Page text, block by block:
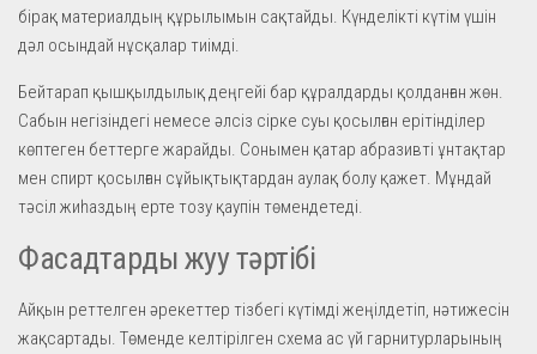
бірақ материалдың құрылымын сақтайды. Күнделікті күтім үшін
дәл осындай нұсқалар тиімді.
Бейтарап қышқылдылық деңгейі бар құралдарды қолданған жөн.
Сабын негізіндегі немесе әлсіз сірке суы қосылған ерітінділер
көптеген беттерге жарайды. Сонымен қатар абразивті ұнтақтар
мен спирт қосылған сұйықтықтардан аулақ болу қажет. Мұндай
тәсіл жиһаздың ерте тозу қаупін төмендетеді.
Фасадтарды жуу тәртібі
Айқын реттелген әрекеттер тізбегі күтімді жеңілдетіп, нәтижесін
жақсартады. Төменде келтірілген схема ас үй гарнитурларының